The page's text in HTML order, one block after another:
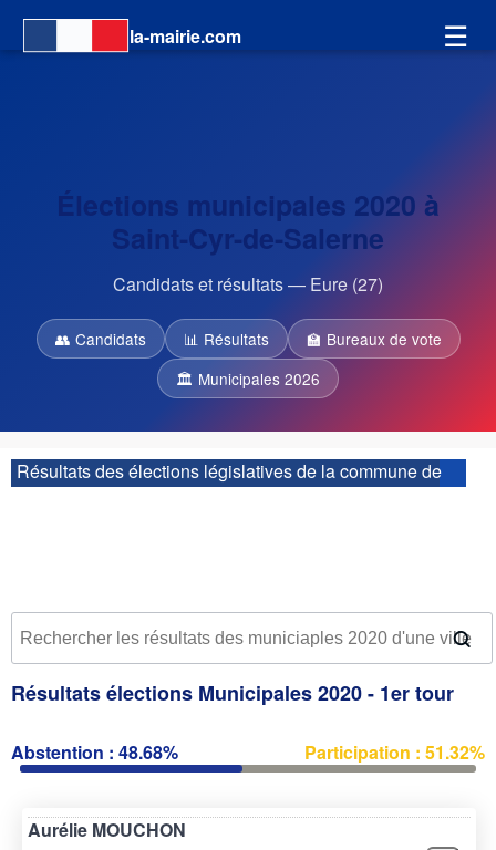
la-mairie.com ☰
Élections municipales 2020 à
Saint-Cyr-de-Salerne
Candidats et résultats — Eure (27)
👥 Candidats 📊 Résultats
🏫 Bureaux de vote
🏛 Municipales 2026
Résultats des élections législatives de la commune de
Saint-Cyr-de-Salerne :| 2ème circonscription
Résultats élections Municipales 2020 - 1er tour
Abstention : 48.68% Participation : 51.32%
Aurélie MOUCHON